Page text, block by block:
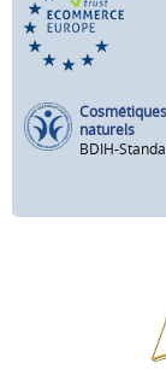
Cosmétiques
naturels
BDIH-